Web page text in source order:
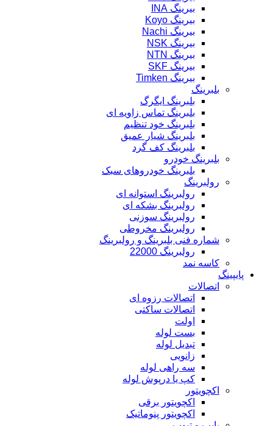
بیرینگ INA
بیرینگ Koyo
بیرینگ Nachi
بیرینگ NSK
بیرینگ NTN
بیرینگ SKF
بیرینگ Timken
بلبرینگ
بلبرینگ ایگرگ
بلبرینگ تماس زاویه ای
بلبرینگ خود تنظیم
بلبرینگ شیار عمیق
بلبرینگ کف گرد
بلبرینگ خودرو
بلبرینگ خودروهای سبک
رولبرینگ
رولبرینگ استوانه ای
رولبرینگ بشکه ای
رولبرینگ سوزنی
رولبرینگ مخروطی
شماره فنی بلبرینگ و رولبرینگ
رولبرینگ 22000
کاسه نمد
پایپینگ
اتصالات
اتصالات رزوه ای
اتصالات ساکتی
اولت
بست لوله
تبدیل لوله
زانویی
سه راهی لوله
کپ یا درپوش لوله
اکچویتور
اکچویتور برقی
اکچویتور پنوماتیک